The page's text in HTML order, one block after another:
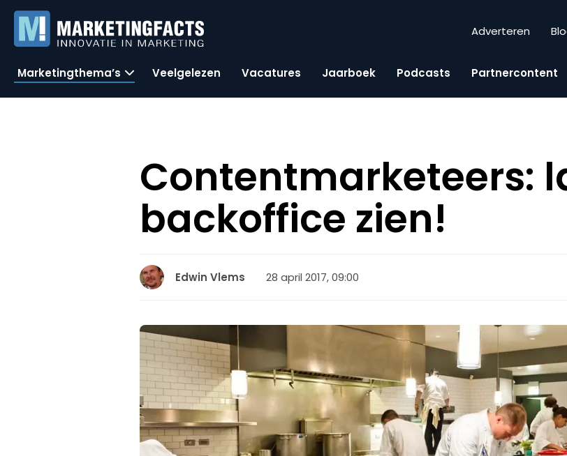
Adverteren
Marketingthema’s Veelgelezen Vacatures Jaarboek Podcasts Partnercontent
Contentmarketeers:
backoffice zien!
Edwin Vlems 28 april 2017, 09:00